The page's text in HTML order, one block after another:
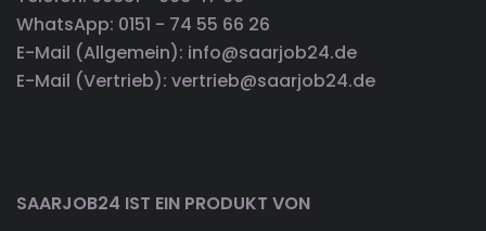
WhatsApp: 0151 - 74 55 66 26
E-Mail (Allgemein): info@saarjob24.de
E-Mail (Vertrieb): vertrieb@saarjob24.de
SAARJOB24 IST EIN PRODUKT VON